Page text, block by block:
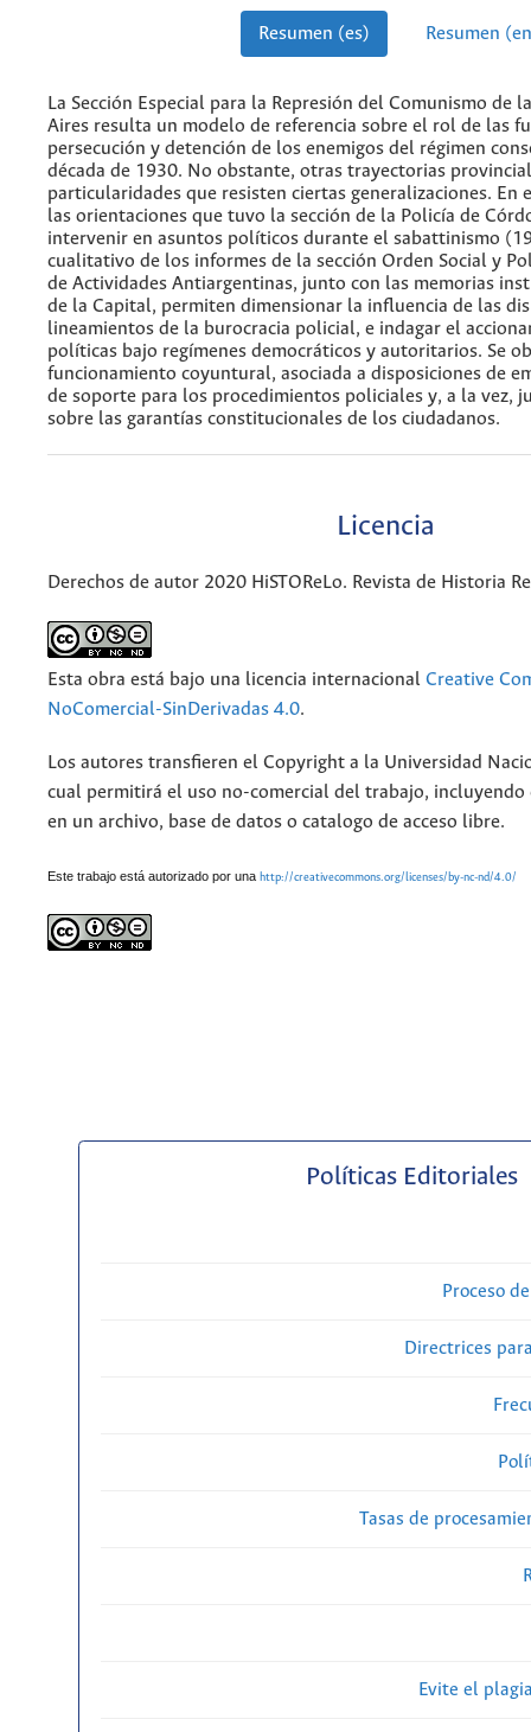
Resumen (es) Resumen
La Sección Especial para la Represión del Comunismo de
Aires resulta un modelo de referencia sobre el rol de las
persecución y detención de los enemigos del régimen
década de 1930. No obstante, otras trayectorias
particularidades que resisten ciertas generalizaciones. En
las orientaciones que tuvo la sección de la Policía de
intervenir en asuntos políticos durante el sabattinismo
cualitativo de los informes de la sección Orden Social y
de Actividades Antiargentinas, junto con las memorias
de la Capital, permiten dimensionar la influencia de las
lineamientos de la burocracia policial, e indagar el
políticas bajo regímenes democráticos y autoritarios. Se
funcionamiento coyuntural, asociada a disposiciones de
de soporte para los procedimientos policiales y, a la vez,
sobre las garantías constitucionales de los ciudadanos.
Licencia
Derechos de autor 2020 HiSTOReLo. Revista de Historia
Esta obra está bajo una licencia internacional Creative
NoComercial-SinDerivadas 4.0.
Los autores transfieren el Copyright a la Universidad
cual permitirá el uso no-comercial del trabajo, incluyendo
en un archivo, base de datos o catalogo de acceso libre.
Este trabajo está autorizado por una http://creativecommons.org/licenses/by-nc-nd/4.0/
Políticas Editoriales
Proceso
Directrices
Tasas de
Evite el